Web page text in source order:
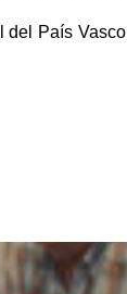
del País Vasco